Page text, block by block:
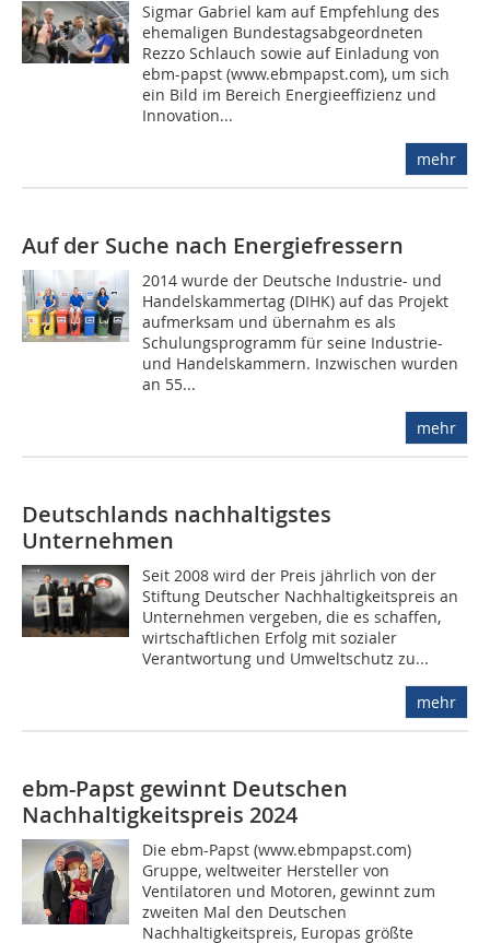
Sigmar Gabriel kam auf Empfehlung des
ehemaligen Bundestagsabgeordneten
Rezzo Schlauch sowie auf Einladung von
ebm-papst (www.ebmpapst.com), um sich
ein Bild im Bereich Energieeffizienz und
Innovation...
mehr
Auf der Suche nach Energiefressern
2014 wurde der Deutsche Industrie- und
Handelskammertag (DIHK) auf das Projekt
aufmerksam und übernahm es als
Schulungsprogramm für seine Industrie-
und Handelskammern. Inzwischen wurden
an 55...
mehr
Deutschlands nachhaltigstes
Unternehmen
Seit 2008 wird der Preis jährlich von der
Stiftung Deutscher Nachhaltigkeitspreis an
Unternehmen vergeben, die es schaffen,
wirtschaftlichen Erfolg mit sozialer
Verantwortung und Umweltschutz zu...
mehr
ebm-Papst gewinnt Deutschen
Nachhaltigkeitspreis 2024
Die ebm-Papst (www.ebmpapst.com)
Gruppe, weltweiter Hersteller von
Ventilatoren und Motoren, gewinnt zum
zweiten Mal den Deutschen
Nachhaltigkeitspreis, Europas größte